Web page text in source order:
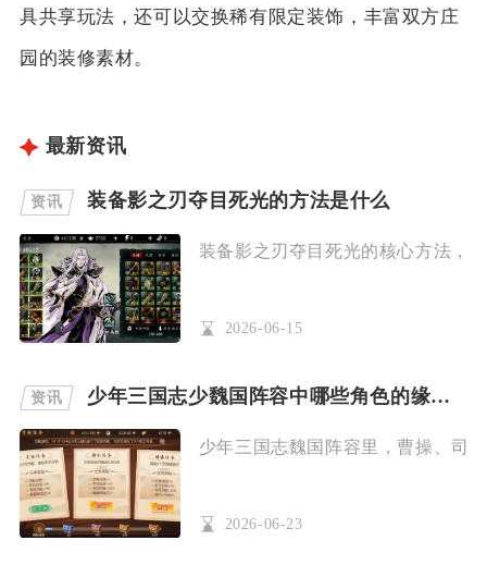
具共享玩法，还可以交换稀有限定装饰，丰富双方庄
园的装修素材。
最新资讯
资讯 装备影之刃夺目死光的方法是什么
装备影之刃夺目死光的核心方法，
2026-06-15
资讯 少年三国志少魏国阵容中哪些角色的缘分效果比较强大
少年三国志魏国阵容里，曹操、司
2026-06-23